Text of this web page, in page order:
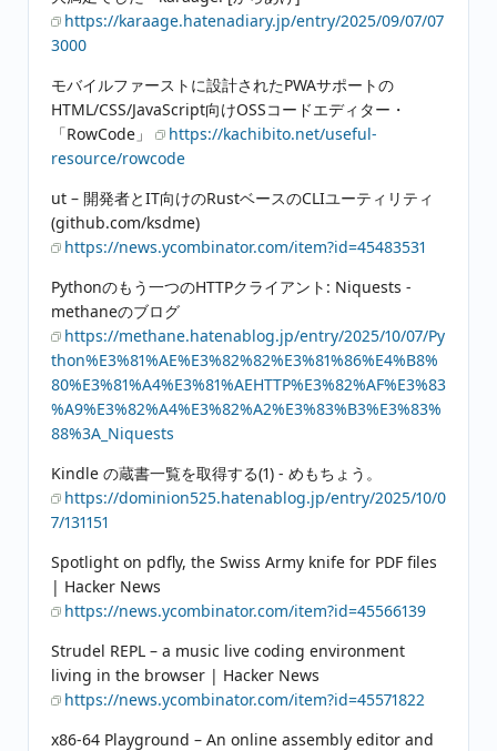
https://karaage.hatenadiary.jp/entry/2025/09/07/07
3000
モバイルファーストに設計されたPWAサポートの
HTML/CSS/JavaScript向けOSSコードエディター・
「RowCode」
https://kachibito.net/useful-
resource/rowcode
ut – 開発者とIT向けのRustベースのCLIユーティリティ
(github.com/ksdme)
https://news.ycombinator.com/item?id=45483531
Pythonのもう一つのHTTPクライアント: Niquests -
methaneのブログ
https://methane.hatenablog.jp/entry/2025/10/07/Py
thon%E3%81%AE%E3%82%82%E3%81%86%E4%B8%
80%E3%81%A4%E3%81%AEHTTP%E3%82%AF%E3%83
%A9%E3%82%A4%E3%82%A2%E3%83%B3%E3%83%
88%3A_Niquests
Kindle の蔵書一覧を取得する(1) - めもちょう。
https://dominion525.hatenablog.jp/entry/2025/10/0
7/131151
Spotlight on pdfly, the Swiss Army knife for PDF files
| Hacker News
https://news.ycombinator.com/item?id=45566139
Strudel REPL – a music live coding environment
living in the browser | Hacker News
https://news.ycombinator.com/item?id=45571822
x86-64 Playground – An online assembly editor and